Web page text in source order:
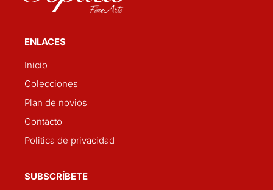
ENLACES
Inicio
Colecciones
Plan de novios
Contacto
Politica de privacidad
SUBSCRÍBETE